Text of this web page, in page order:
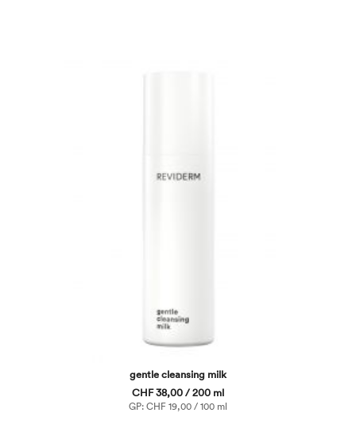
gentle cleansing milk
CHF 38,00 / 200 ml
GP: CHF 19,00 / 100 ml